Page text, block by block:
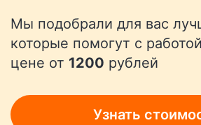
Мы подобрали для вас
которые помогут с работой
цене от 1200 рублей
Узнать